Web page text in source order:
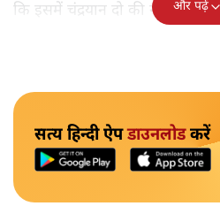
कि इसमें चंद्रयान दो की नाकामी
और पढ़ें
सत्य हिन्दी ऐपडाउनलोडकरें